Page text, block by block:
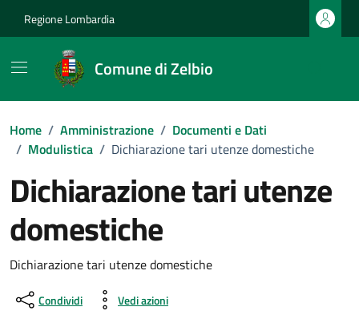
Regione Lombardia
Comune di Zelbio
Home / Amministrazione / Documenti e Dati
/ Modulistica / Dichiarazione tari utenze domestiche
Dichiarazione tari utenze
domestiche
Dettagli del documento
Dichiarazione tari utenze domestiche
Condividi Vedi azioni